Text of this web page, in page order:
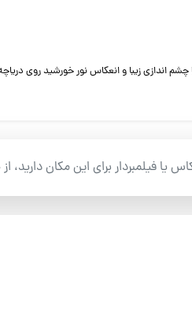
اندازی زیبا و انعکاس نور خورشید روی
یا فیلمبردار برای این مکان دارید،